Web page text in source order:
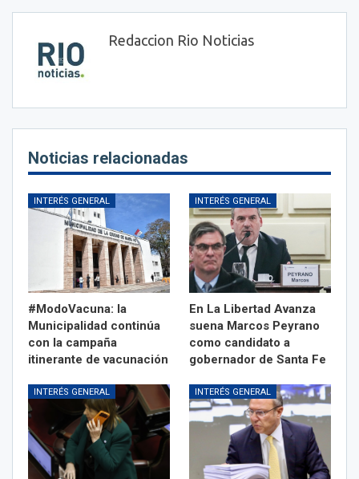
Redaccion Rio Noticias
Noticias relacionadas
INTERÉS GENERAL
#ModoVacuna: la
Municipalidad continúa
con la campaña
itinerante de vacunación
INTERÉS GENERAL
En La Libertad Avanza
suena Marcos Peyrano
como candidato a
gobernador de Santa Fe
INTERÉS GENERAL INTERÉS GENERAL